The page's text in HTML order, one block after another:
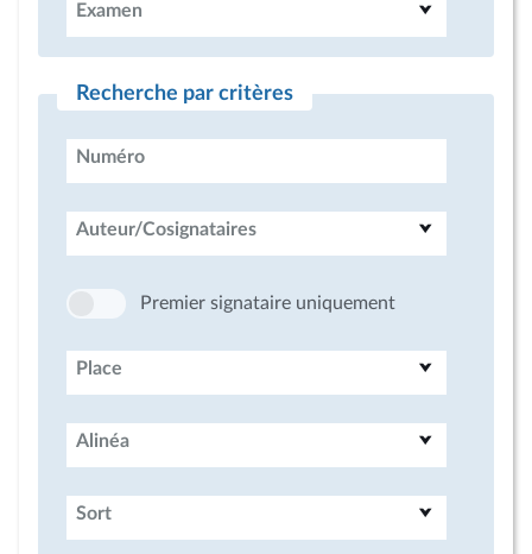
Examen
Recherche par critères
Numéro
Auteur/Cosignataires
Premier signataire uniquement
Place
Alinéa
Sort